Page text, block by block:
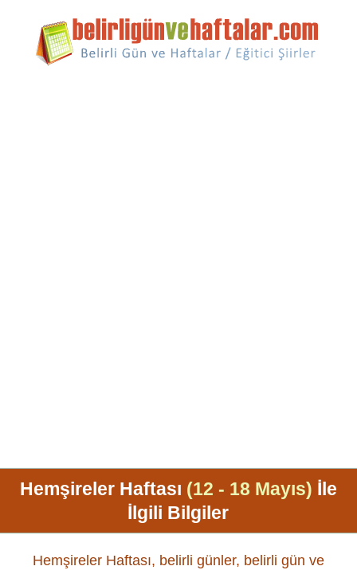
Hemşireler Haftası (12 - 18 Mayıs) İle
İlgili Bilgiler
Hemşireler Haftası, belirli günler, belirli gün ve